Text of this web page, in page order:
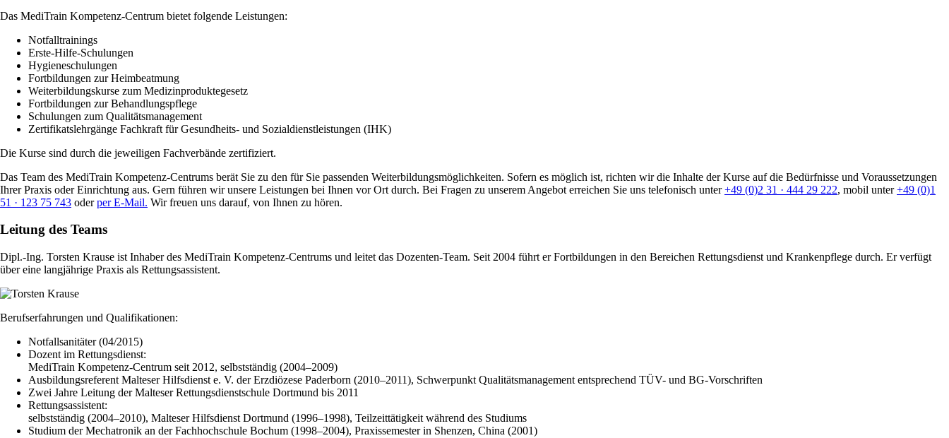
Das MediTrain Kompetenz-Centrum bietet folgende Leistungen:
Notfalltrainings
Erste-Hilfe-Schulungen
Hygieneschulungen
Fortbildungen zur Heimbeatmung
Weiterbildungskurse zum Medizinproduktegesetz
Fortbildungen zur Behandlungspflege
Schulungen zum Qualitätsmanagement
Zertifikatslehrgänge Fachkraft für Gesundheits- und Sozialdienstleistungen (IHK)
Die Kurse sind durch die jeweiligen Fachverbände zertifiziert.
Das Team des MediTrain Kompetenz-Centrums berät Sie zu den für Sie passenden Weiterbildungsmöglichkeiten. Sofern es möglich ist, richten wir die Inhalte der Kurse auf die Bedürfnisse und Voraussetzungen
Ihrer Praxis oder Einrichtung aus. Gern führen wir unsere Leistungen bei Ihnen vor Ort durch. Bei Fragen zu unserem Angebot erreichen Sie uns telefonisch unter+49 (0)2 31 · 444 29 222, mobil unter+49 (0)1
51 · 123 75 743 oderper E-Mail. Wir freuen uns darauf, von Ihnen zu hören.
Leitung des Teams
Dipl.-Ing. Torsten Krause ist Inhaber des MediTrain Kompetenz-Centrums und leitet das Dozenten-Team. Seit 2004 führt er Fortbildungen in den Bereichen Rettungsdienst und Krankenpflege durch. Er verfügt
über eine langjährige Praxis als Rettungsassistent.
Berufserfahrungen und Qualifikationen:
Notfallsanitäter (04/2015)
Dozent im Rettungsdienst:
MediTrain Kompetenz-Centrum seit 2012, selbstständig (2004–2009)
Ausbildungsreferent Malteser Hilfsdienst e. V. der Erzdiözese Paderborn (2010–2011), Schwerpunkt Qualitätsmanagement entsprechend TÜV- und BG-Vorschriften
Zwei Jahre Leitung der Malteser Rettungsdienstschule Dortmund bis 2011
Rettungsassistent:
selbstständig (2004–2010), Malteser Hilfsdienst Dortmund (1996–1998), Teilzeittätigkeit während des Studiums
Studium der Mechatronik an der Fachhochschule Bochum (1998–2004), Praxissemester in Shenzen, China (2001)